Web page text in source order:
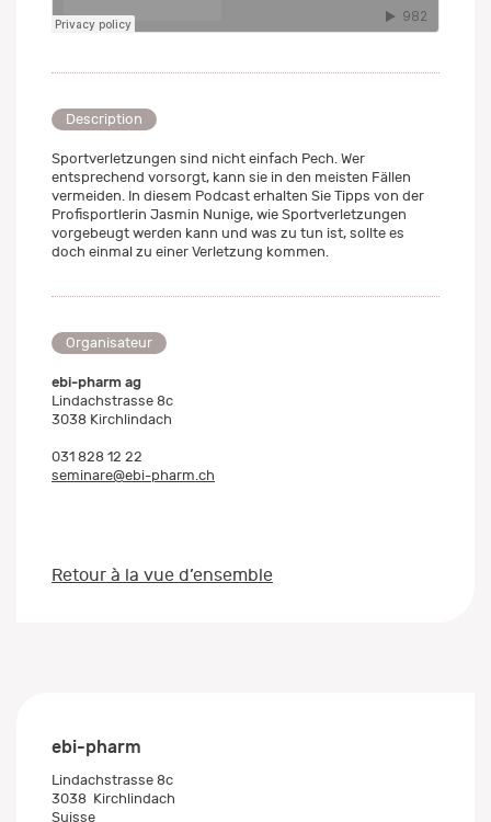
Description
Sportverletzungen sind nicht einfach Pech. Wer
entsprechend vorsorgt, kann sie in den meisten Fällen
vermeiden. In diesem Podcast erhalten Sie Tipps von der
Profisportlerin Jasmin Nunige, wie Sportverletzungen
vorgebeugt werden kann und was zu tun ist, sollte es
doch einmal zu einer Verletzung kommen.
Organisateur
ebi-pharm ag
Lindachstrasse 8c
3038 Kirchlindach
031 828 12 22
seminare@ebi-pharm.ch
Retour à la vue d’ensemble
ebi-pharm
Lindachstrasse 8c
3038 Kirchlindach
Suisse